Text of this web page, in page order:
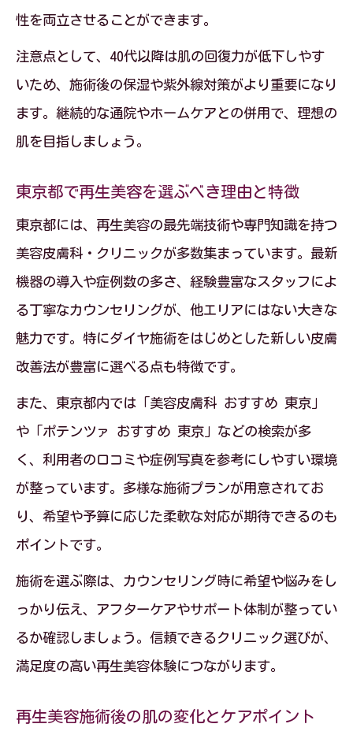
性を両立させることができます。
注意点として、40代以降は肌の回復力が低下しやす
いため、施術後の保湿や紫外線対策がより重要になり
ます。継続的な通院やホームケアとの併用で、理想の
肌を目指しましょう。
東京都で再生美容を選ぶべき理由と特徴
東京都には、再生美容の最先端技術や専門知識を持つ
美容皮膚科・クリニックが多数集まっています。最新
機器の導入や症例数の多さ、経験豊富なスタッフによ
る丁寧なカウンセリングが、他エリアにはない大きな
魅力です。特にダイヤ施術をはじめとした新しい皮膚
改善法が豊富に選べる点も特徴です。
また、東京都内では「美容皮膚科 おすすめ 東京」
や「ポテンツァ おすすめ 東京」などの検索が多
く、利用者の口コミや症例写真を参考にしやすい環境
が整っています。多様な施術プランが用意されてお
り、希望や予算に応じた柔軟な対応が期待できるのも
ポイントです。
施術を選ぶ際は、カウンセリング時に希望や悩みをし
っかり伝え、アフターケアやサポート体制が整ってい
るか確認しましょう。信頼できるクリニック選びが、
満足度の高い再生美容体験につながります。
再生美容施術後の肌の変化とケアポイント